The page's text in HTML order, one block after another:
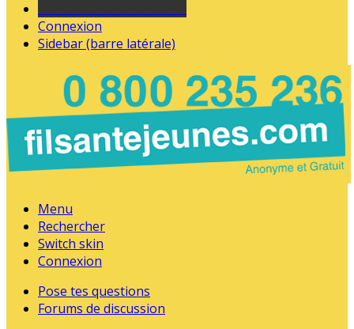
Connexion
Sidebar (barre latérale)
Menu
Rechercher
Switch skin
Connexion
Pose tes questions
Forums de discussion